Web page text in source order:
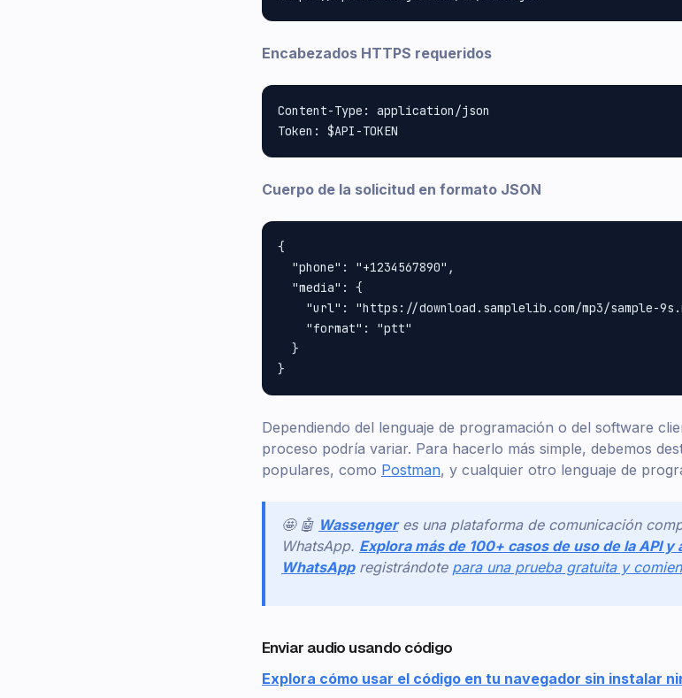
Encabezados HTTPS requeridos
Content-Type: application/json
Cuerpo de la solicitud en formato JSON
{
  "phone": "+1234567890",
  "media": {
"url": "https://download.samplelib.com/mp3/sample-
    "format": "ptt"
  }
Dependiendo del lenguaje de programación o del software
proceso podría variar. Para hacerlo más simple, debemos
populares, como Postman, y cualquier otro lenguaje de
🤩 🤖 Wassenger es una plataforma de comunicación
WhatsApp. Explora más de 100+ casos de uso de la API
WhatsApp registrándote para una prueba gratuita y
Enviar audio usando código
Explora cómo usar el código en tu navegador sin instalar